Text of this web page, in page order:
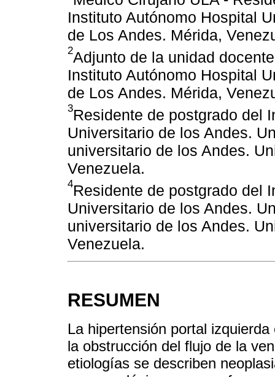
Instituto Autónomo Hospital
de Los Andes. Mérida,
2Adjunto de la unidad
Instituto Autónomo Hospital
de Los Andes. Mérida,
3Residente de postgrado del
Universitario de los Andes.
universitario de los Andes.
Venezuela.
4Residente de postgrado del
Universitario de los Andes.
universitario de los Andes.
Venezuela.
RESUMEN
La hipertensión portal
la obstrucción del flujo de la
etiologías se describen